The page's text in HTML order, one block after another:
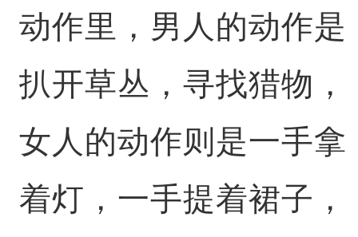
动作里，男人的动作是
扒开草丛，寻找猎物，
女人的动作则是一手拿
着灯，一手提着裙子，